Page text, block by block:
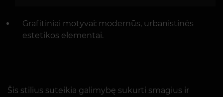
Grafitiniai motyvai: modernūs, urbanistinės
estetikos elementai.
Šis stilius suteikia galimybę sukurti smagius ir